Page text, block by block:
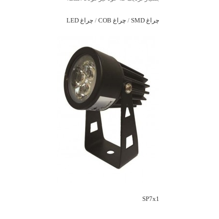
چراغ SMD / چراغ COB / چراغ LED
SP7x1